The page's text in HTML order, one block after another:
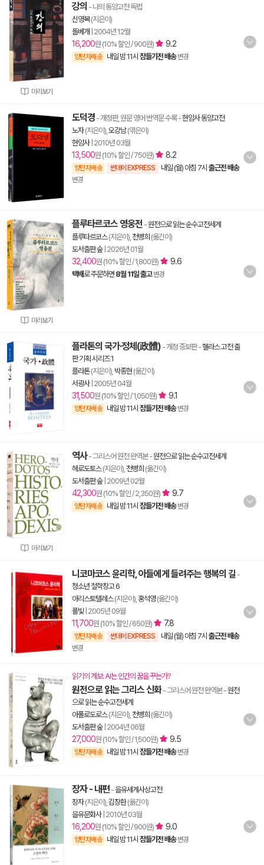
미리보기
강의 - 나의 동양고전 독법
신영복(지은이)
돌베개 2004년 12월
16,200원 (10% 할인 / 900원) 9.2
양탄자배송 내일 밤 11시 잠들기전 배송 변경
도덕경 - 개정판, 원문 영어 번역문 수록-현암사 동양고전
노자(지은이), 오강남(엮은이)
현암사| 2010년 03월
13,500원 (10% 할인 / 750원) 8.2
양탄자배송 썬데이 EXPRESS 내일 (월) 아침 7시 출근전 배송
변경
미리보기
플루타르코스 영웅전 -원전으로 읽는 순수고전세계
플루타르코스(지은이), 천병희 (옮긴이)
도서출판 숲| 2026년 01월
32,400원 (10% 할인 / 1,800원) 9.6
택배로 주문하면 8월 11일 출고 변경
플라톤의 국가·정체(政體) - 개정 증보판-헬라스 고전 출
판 기획 시리즈 1
플라톤(지은이), 박종현 (옮긴이)
서광사| 2005년 04월
31,500원 (10% 할인 / 1,050원) 9.1
양탄자배송 내일 밤 11시 잠들기전 배송 변경
미리보기
역사- 그리스어 원전 완역본-원전으로 읽는 순수고전세계
헤로도토스(지은이), 천병희 (옮긴이)
도서출판 숲| 2009년 02월
42,300원 (10% 할인 / 2,350원) 9.7
양탄자배송 내일 밤 11시 잠들기전 배송 변경
니코마코스 윤리학, 아들에게 들려주는 행복의 길 -
청소년 철학창고 6
아리스토텔레스(지은이), 홍석영(옮긴이)
풀빛 2005년 09월
11,700원 (10% 할인 / 650원) 7.8
양탄자배송 썬데이 EXPRESS 내일 (월) 아침 7시 출근전 배송
변경
읽기의 계보: AI는 인간의 꿈을 꾸는가?
원전으로 읽는 그리스 신화- 그리스어 원전 완역본-원전
으로 읽는 순수고전세계
아폴로도로스(지은이), 천병희 (옮긴이)
도서출판 숲| 2004년 06월
27,000원 (10% 할인 / 1,500원) 9.5
양탄자배송 내일 밤 11시 잠들기전 배송 변경
장자 - 내편 -을유세계사상고전
장자(지은이), 김창환(옮긴이)
을유문화사| 2010년 03월
16,200원 (10% 할인 / 900원) 9.0
양탄자배송 내일 밤 11시 잠들기전 배송 변경